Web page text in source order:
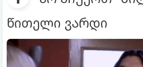
წითელი ვარდი